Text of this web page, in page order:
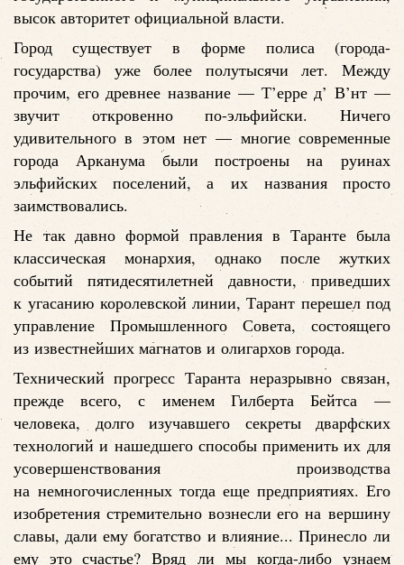
высок авторитет официальной власти.
Город существует в форме полиса (города-
государства) уже более полутысячи лет. Между
прочим, его древнее название — Т’ерре д’ В’нт —
звучит откровенно по-эльфийски. Ничего
удивительного в этом нет — многие современные
города Арканума были построены на руинах
эльфийских поселений, а их названия просто
заимствовались.
Не так давно формой правления в Таранте была
классическая монархия, однако после жутких
событий пятидесятилетней давности, приведших
к угасанию королевской линии, Тарант перешел под
управление Промышленного Совета, состоящего
из известнейших магнатов и олигархов города.
Технический прогресс Таранта неразрывно связан,
прежде всего, с именем Гилберта Бейтса —
человека, долго изучавшего секреты дварфских
технологий и нашедшего способы применить их для
усовершенствования производства
на немногочисленных тогда еще предприятиях. Его
изобретения стремительно вознесли его на вершину
славы, дали ему богатство и влияние... Принесло ли
ему это счастье? Вряд ли мы когда-либо узнаем